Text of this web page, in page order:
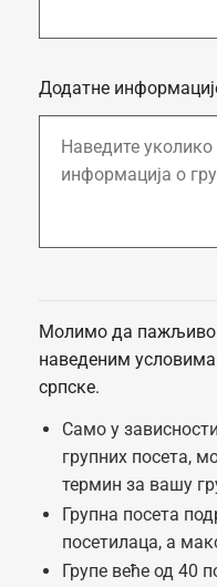
Додатне
Молимо да пажљиво
наведеним условима
српске.
Само у
групних посета,
термин за вашу
Групна посета
посетилаца, а
Групе веће од 40